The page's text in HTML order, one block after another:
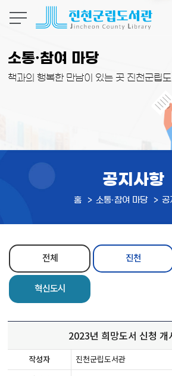
소통·참여 마당
책과의 행복한 만남이 있는 곳 진천군립
공지사항
홈 소통·참여 마당 공
전체 진천
혁신도시
2023년 희망도서 신청 개
작성자
진천군립도서관